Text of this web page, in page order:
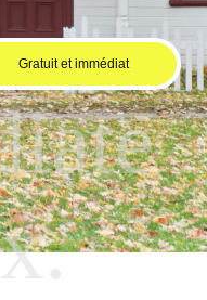
Gratuit et immédiat